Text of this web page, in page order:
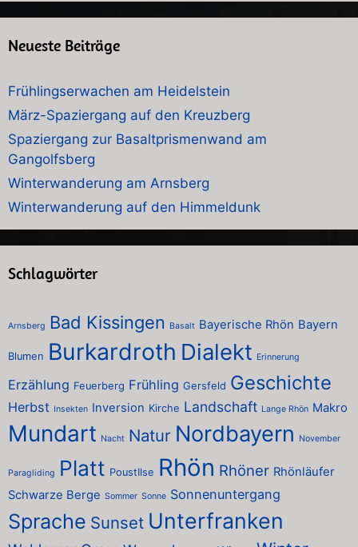
Neueste Beiträge
Frühlingserwachen am Heidelstein
März-Spaziergang auf den Kreuzberg
Spaziergang zur Basaltprismenwand am
Gangolfsberg
Winterwanderung am Arnsberg
Winterwanderung auf den Himmeldunk
Schlagwörter
Arnsberg Bad Kissingen Basalt Bayerische Rhön Bayern
Blumen Burkardroth Dialekt Erinnerung
Erzählung Feuerberg Frühling Gersfeld Geschichte
Herbst Insekten Inversion Kirche Landschaft Lange Rhön Makro
Mundart Nacht Natur Nordbayern November
Paragliding Platt PoustIlse Rhön Rhöner Rhönläufer
Schwarze Berge Sommer Sonne Sonnenuntergang
Sprache Sunset Unterfranken